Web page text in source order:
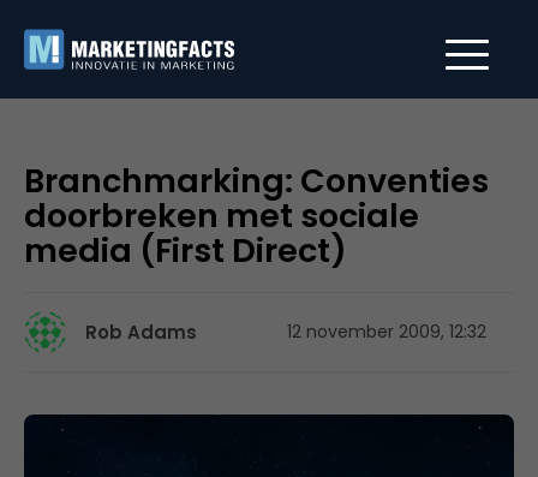
Branchmarking: Conventies
doorbreken met sociale
media (First Direct)
Rob Adams 12 november 2009, 12:32